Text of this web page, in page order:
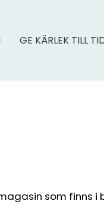
GE KÄRLEK TILL
som finns i